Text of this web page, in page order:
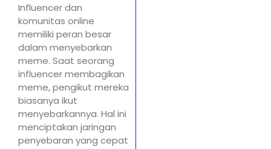
Influencer dan
komunitas online
memiliki peran besar
dalam menyebarkan
meme. Saat seorang
influencer membagikan
meme, pengikut mereka
biasanya ikut
menyebarkannya. Hal ini
menciptakan jaringan
penyebaran yang cepat